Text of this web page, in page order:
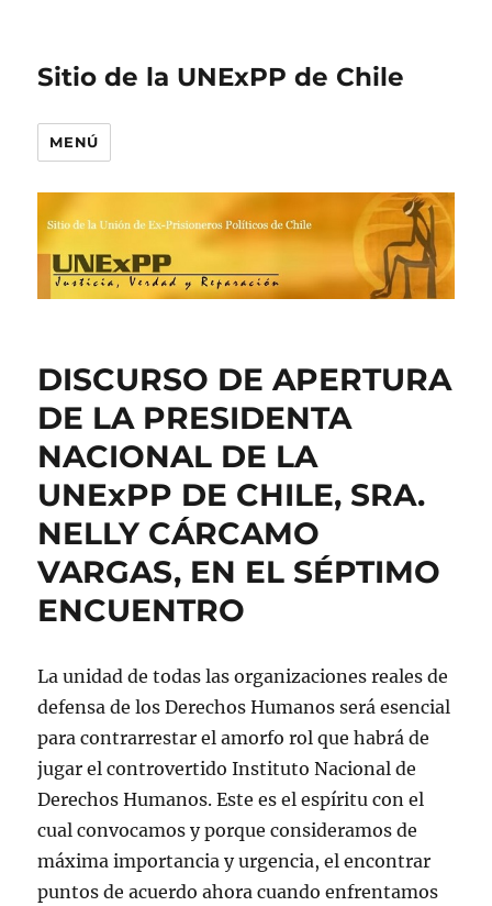
Sitio de la UNExPP de Chile
MENÚ
DISCURSO DE APERTURA
DE LA PRESIDENTA
NACIONAL DE LA
UNExPP DE CHILE, SRA.
NELLY CÁRCAMO
VARGAS, EN EL SÉPTIMO
ENCUENTRO
La unidad de todas las organizaciones reales de
defensa de los Derechos Humanos será esencial
para contrarrestar el amorfo rol que habrá de
jugar el controvertido Instituto Nacional de
Derechos Humanos. Este es el espíritu con el
cual convocamos y porque consideramos de
máxima importancia y urgencia, el encontrar
puntos de acuerdo ahora cuando enfrentamos